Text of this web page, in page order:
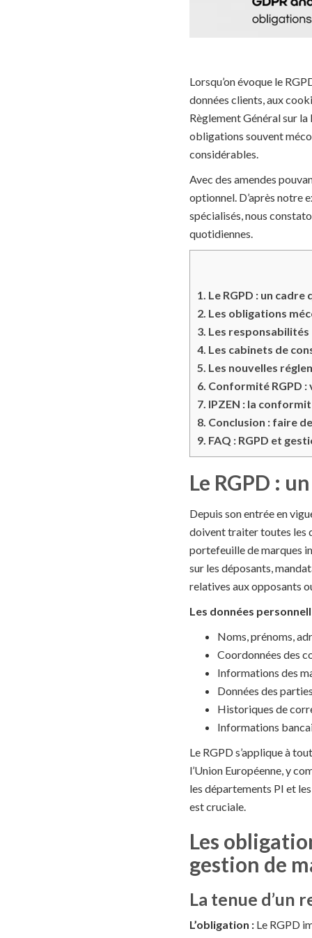
Lorsqu’on évoque le
données clients, aux
Règlement Général sur
obligations souvent
considérables.
Avec des amendes
optionnel. D’après notre
spécialisés, nous
quotidiennes.
1. Le RGPD : un
2. Les obligations
3. Les
4. Les cabinets de
5. Les nouvelles
6. Conformité RGPD
7. IPZEN : la
8. Conclusion : faire
9. FAQ : RGPD et
Le RGPD :
Depuis son entrée en
doivent traiter toutes les
portefeuille de marques
sur les déposants,
relatives aux opposants
Les données
Noms, prénoms,
Coordonnées des
Informations des
Données des
Historiques de
Informations
Le RGPD s’applique à
l’Union Européenne, y
les départements PI et
est cruciale.
Les
gestion de
La tenue d’un
L’obligation : Le RGPD